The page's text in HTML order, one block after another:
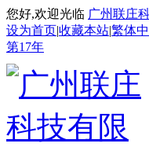
您好,欢迎光临 广州联庄
设为首页|收藏本站|繁体
第17年